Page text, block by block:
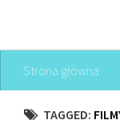
Strona główna
TAGGED: